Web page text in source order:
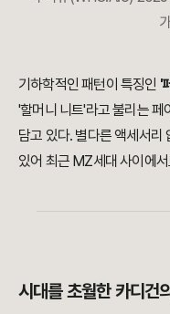
기하학적인 패턴이 특징인 '
'할머니 니트'라고 불리는
담고 있다. 별다른 액세서리
있어 최근 MZ세대 사이에
시대를 초월한 카디건